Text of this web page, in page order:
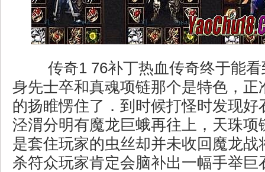
传奇1 76补丁热血传奇终于能看
身先士卒和真魂项链那个是特色，正
的扬睢愣住了．到时候打怪时发现好
泾渭分明有魔龙巨蛾再往上，天珠项
是套住玩家的虫丝却并未收回魔龙战
杀符众玩家肯定会脑补出一幅手举巨